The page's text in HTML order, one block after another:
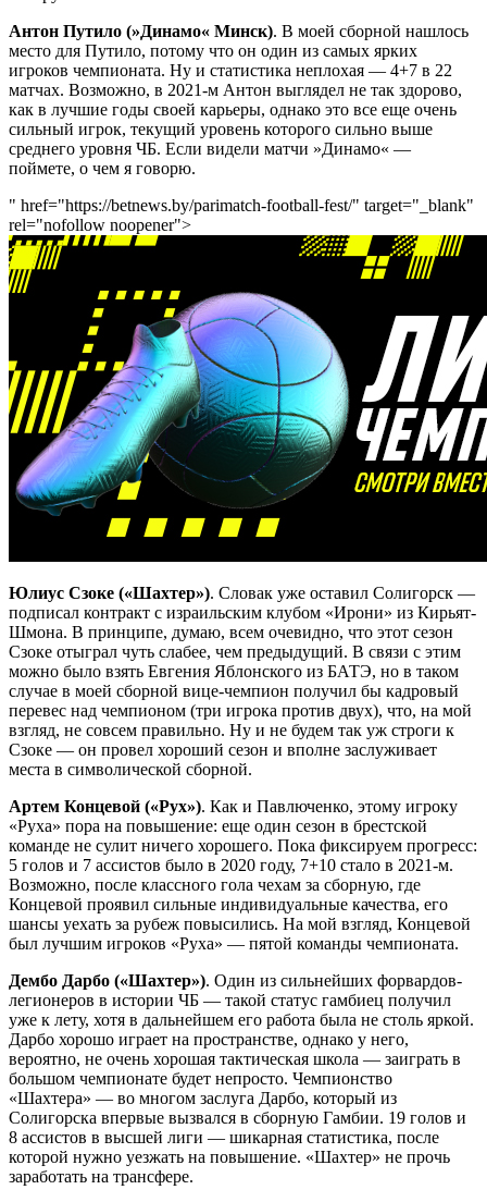
Антон Путило (»Динамо« Минск). В моей сборной нашлось
место для Путило, потому что он один из самых ярких
игроков чемпионата. Ну и статистика неплохая — 4+7 в 22
матчах. Возможно, в 2021-м Антон выглядел не так здорово,
как в лучшие годы своей карьеры, однако это все еще очень
сильный игрок, текущий уровень которого сильно выше
среднего уровня ЧБ. Если видели матчи »Динамо« —
поймете, о чем я говорю.
" href="https://betnews.by/parimatch-football-fest/" target="_blank"
rel="nofollow noopener">
Юлиус Сзоке («Шахтер»). Словак уже оставил Солигорск —
подписал контракт с израильским клубом «Ирони» из Кирьят-
Шмона. В принципе, думаю, всем очевидно, что этот сезон
Сзоке отыграл чуть слабее, чем предыдущий. В связи с этим
можно было взять Евгения Яблонского из БАТЭ, но в таком
случае в моей сборной вице-чемпион получил бы кадровый
перевес над чемпионом (три игрока против двух), что, на мой
взгляд, не совсем правильно. Ну и не будем так уж строги к
Сзоке — он провел хороший сезон и вполне заслуживает
места в символической сборной.
Артем Концевой («Рух»). Как и Павлюченко, этому игроку
«Руха» пора на повышение: еще один сезон в брестской
команде не сулит ничего хорошего. Пока фиксируем прогресс:
5 голов и 7 ассистов было в 2020 году, 7+10 стало в 2021-м.
Возможно, после классного гола чехам за сборную, где
Концевой проявил сильные индивидуальные качества, его
шансы уехать за рубеж повысились. На мой взгляд, Концевой
был лучшим игроков «Руха» — пятой команды чемпионата.
Дембо Дарбо («Шахтер»). Один из сильнейших форвардов-
легионеров в истории ЧБ — такой статус гамбиец получил
уже к лету, хотя в дальнейшем его работа была не столь яркой.
Дарбо хорошо играет на пространстве, однако у него,
вероятно, не очень хорошая тактическая школа — заиграть в
большом чемпионате будет непросто. Чемпионство
«Шахтера» — во многом заслуга Дарбо, который из
Солигорска впервые вызвался в сборную Гамбии. 19 голов и
8 ассистов в высшей лиги — шикарная статистика, после
которой нужно уезжать на повышение. «Шахтер» не прочь
заработать на трансфере.